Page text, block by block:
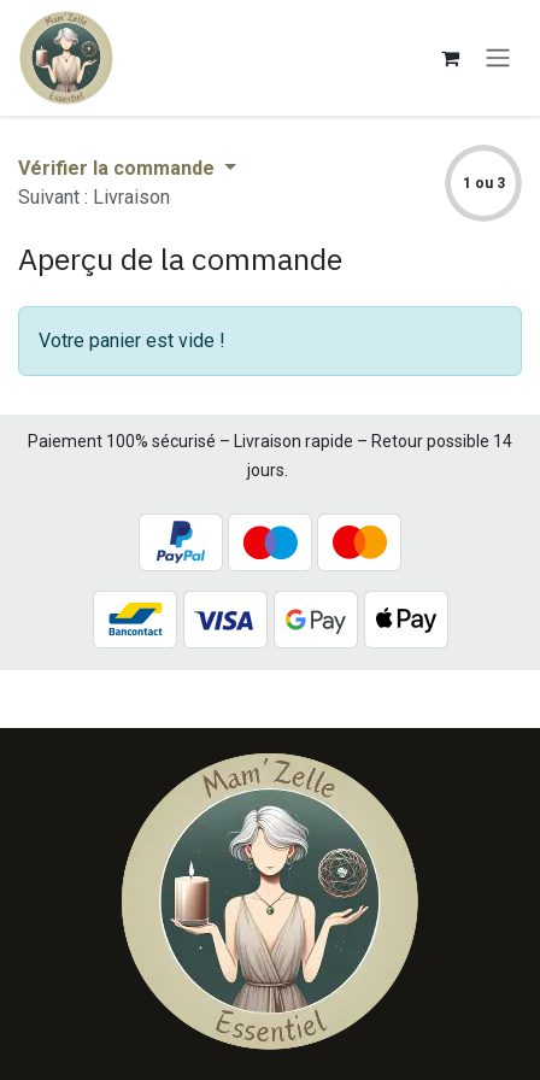
Se rendre au contenu
Vérifier la commande
Suivant : Livraison
1 ou 3
Aperçu de la commande
Votre panier est vide !
​Paiement 100% sécurisé – Livraison rapide – Retour possible 14
jours.